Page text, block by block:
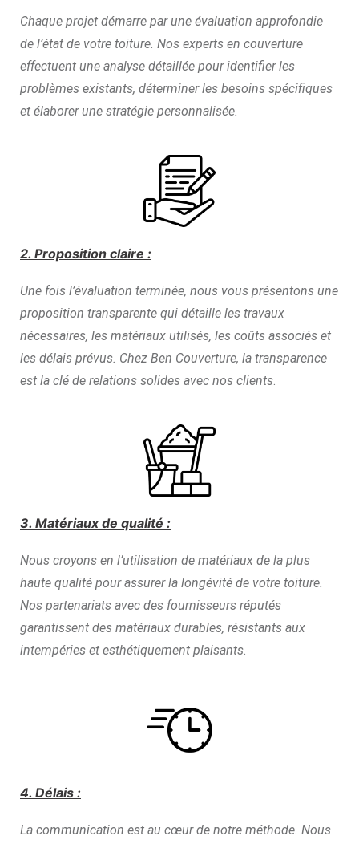
Chaque projet démarre par une évaluation approfondie
de l’état de votre toiture. Nos experts en couverture
effectuent une analyse détaillée pour identifier les
problèmes existants, déterminer les besoins spécifiques
et élaborer une stratégie personnalisée.
2. Proposition claire :
Une fois l’évaluation terminée, nous vous présentons une
proposition transparente qui détaille les travaux
nécessaires, les matériaux utilisés, les coûts associés et
les délais prévus. Chez Ben Couverture, la transparence
est la clé de relations solides avec nos clients.
3. Matériaux de qualité :
Nous croyons en l’utilisation de matériaux de la plus
haute qualité pour assurer la longévité de votre toiture.
Nos partenariats avec des fournisseurs réputés
garantissent des matériaux durables, résistants aux
intempéries et esthétiquement plaisants.
4. Délais :
La communication est au cœur de notre méthode. Nous